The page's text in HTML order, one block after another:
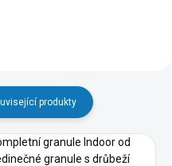
produkty
granule Indoor od
granule s drůbeží